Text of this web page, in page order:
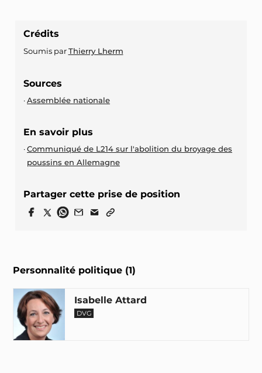
Personnalité politique (1)
Isabelle Attard
DVG
Crédits
Soumis parThierry Lherm
Sources
Assemblée nationale
En savoir plus
Communiqué de L214 sur l'abolition du broyage des
poussins en Allemagne
Partager cette prise de position